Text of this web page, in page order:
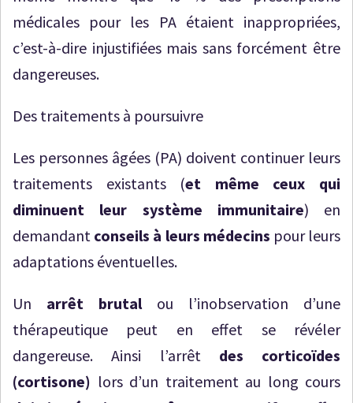
médicales pour les PA étaient inappropriées,
c’est-à-dire injustifiées mais sans forcément être
dangereuses.
Des traitements à poursuivre
Les personnes âgées (PA) doivent continuer leurs
traitements existants (et même ceux qui
diminuent leur système immunitaire) en
demandant conseils à leurs médecins pour leurs
adaptations éventuelles.
Un arrêt brutalou l’inobservation d’une
thérapeutique peut en effet se révéler
dangereuse. Ainsi l’arrêt des corticoïdes
(cortisone) lors d’un traitement au long cours